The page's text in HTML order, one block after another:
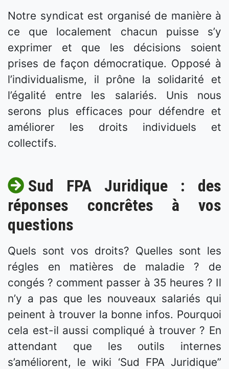
Notre syndicat est organisé de manière à
ce que localement chacun puisse s’y
exprimer et que les décisions soient
prises de façon démocratique. Opposé à
l’individualisme, il prône la solidarité et
l’égalité entre les salariés. Unis nous
serons plus efficaces pour défendre et
améliorer les droits individuels et
collectifs.
Sud FPA Juridique : des
réponses concrêtes à vos
questions
Quels sont vos droits? Quelles sont les
régles en matières de maladie ? de
congés ? comment passer à 35 heures ? Il
n’y a pas que les nouveaux salariés qui
peinent à trouver la bonne infos. Pourquoi
cela est-il aussi compliqué à trouver ? En
attendant que les outils internes
s’améliorent, le wiki ‘Sud FPA Juridique”